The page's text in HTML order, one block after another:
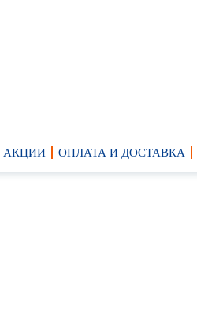
АКЦИИ ОПЛАТА И ДОСТАВКА